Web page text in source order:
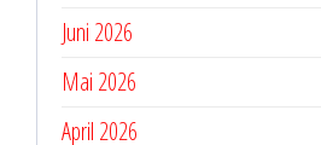
Juni 2026
Mai 2026
April 2026